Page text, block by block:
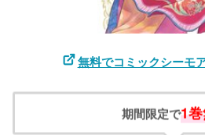
無料でコミックシーモ
期間限定で1